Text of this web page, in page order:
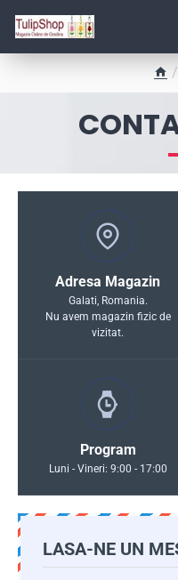
m
e
Adresa Magazin
Galati, Romania.
Nu avem magazin fizic de
vizitat.
Program
Luni - Vineri: 9:00 - 17:00
LASA-NE UN